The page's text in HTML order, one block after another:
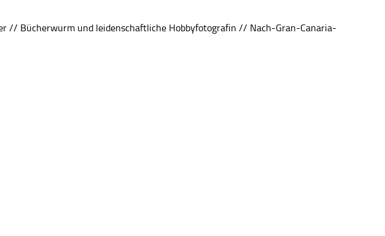
// Bücherwurm und leidenschaftliche Hobbyfotografin // Nach-Gran-Canaria-